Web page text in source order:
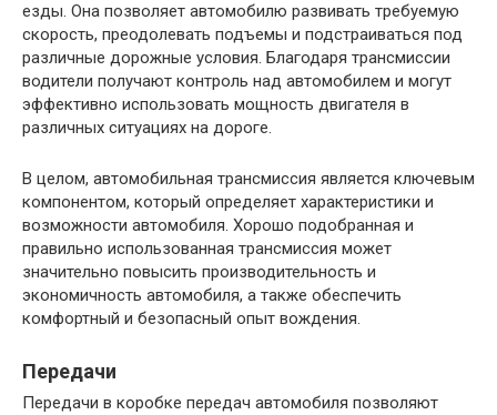
езды. Она позволяет автомобилю развивать требуемую
скорость, преодолевать подъемы и подстраиваться под
различные дорожные условия. Благодаря трансмиссии
водители получают контроль над автомобилем и могут
эффективно использовать мощность двигателя в
различных ситуациях на дороге.
В целом, автомобильная трансмиссия является ключевым
компонентом, который определяет характеристики и
возможности автомобиля. Хорошо подобранная и
правильно использованная трансмиссия может
значительно повысить производительность и
экономичность автомобиля, а также обеспечить
комфортный и безопасный опыт вождения.
Передачи
Передачи в коробке передач автомобиля позволяют